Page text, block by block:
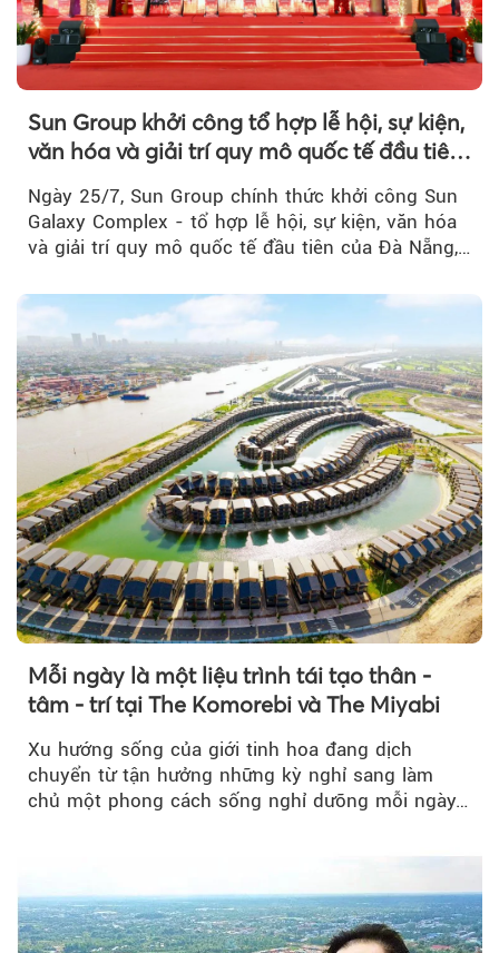
Sun Group khởi công tổ hợp lễ hội, sự kiện,
văn hóa và giải trí quy mô quốc tế đầu tiên
Ngày 25/7, Sun Group chính thức khởi công Sun
Galaxy Complex - tổ hợp lễ hội, sự kiện, văn hóa
và giải trí quy mô quốc tế đầu tiên của Đà Nẵng,…
Mỗi ngày là một liệu trình tái tạo thân -
tâm - trí tại The Komorebi và The Miyabi
Xu hướng sống của giới tinh hoa đang dịch
chuyển từ tận hưởng những kỳ nghỉ sang làm
chủ một phong cách sống nghỉ dưỡng mỗi ngày…